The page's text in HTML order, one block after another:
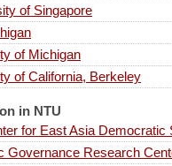
of Singapore
of Michigan
of California, Berkeley
in NTU
for East Asia Democratic
Governance Research